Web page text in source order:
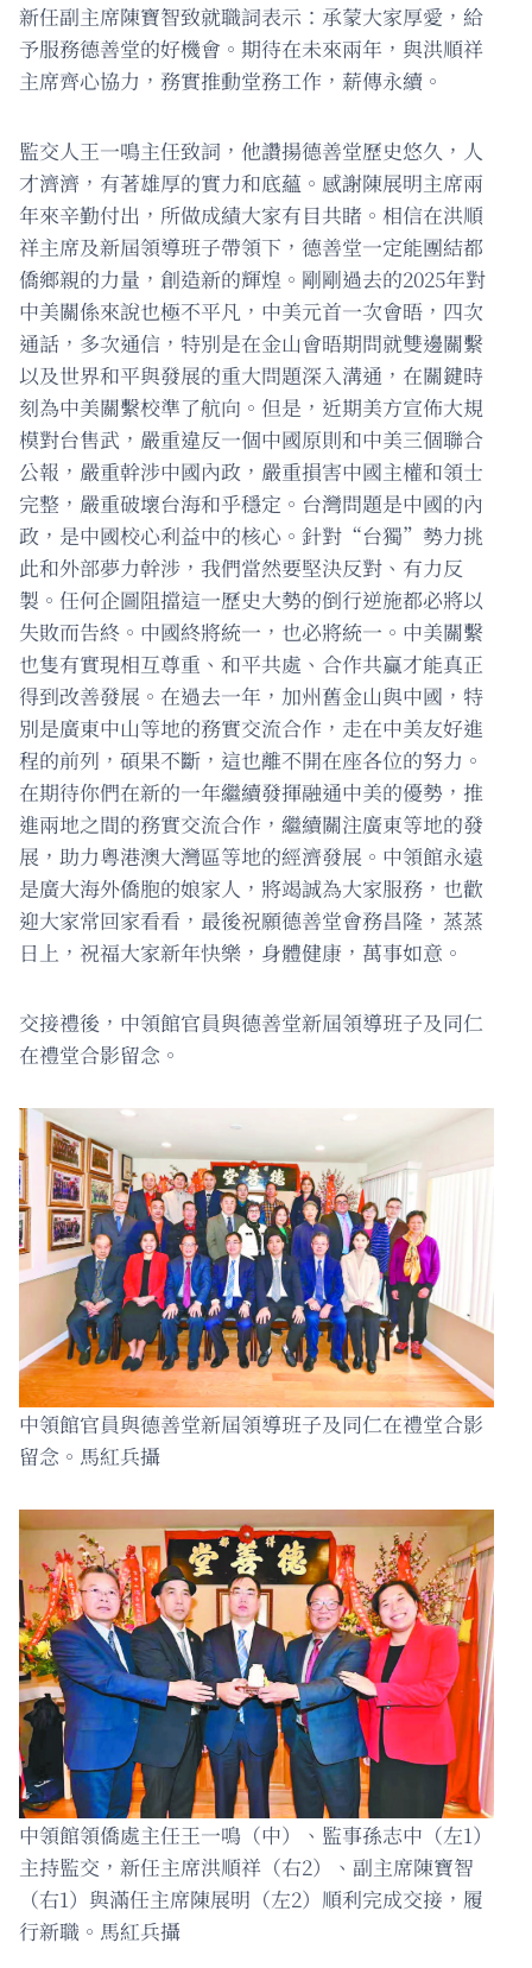
新任副主席陳寶智致就職詞表示：承蒙大家厚愛，給
予服務德善堂的好機會。期待在未來兩年，與洪順祥
主席齊心協力，務實推動堂務工作，薪傳永續。
監交人王一鳴主任致詞，他讚揚德善堂歷史悠久，人
才濟濟，有著雄厚的實力和底蘊。感謝陳展明主席兩
年來辛勤付出，所做成績大家有目共睹。相信在洪順
祥主席及新屆領導班子帶領下，德善堂一定能團結都
僑鄉親的力量，創造新的輝煌。剛剛過去的2025年對
中美關係來說也極不平凡，中美元首一次會晤，四次
通話，多次通信，特別是在金山會晤期問就雙邊關繫
以及世界和平與發展的重大問題深入溝通，在關鍵時
刻為中美關繫校準了航向。但是，近期美方宣佈大規
模對台售武，嚴重違反一個中國原則和中美三個聯合
公報，嚴重幹涉中國內政，嚴重損害中國主權和領士
完整，嚴重破壞台海和乎穩定。台灣問題是中國的內
政，是中國校心利益中的核心。針對“台獨”勢力挑
此和外部夢力幹涉，我們當然要堅決反對、有力反
製。任何企圖阻擋這一歷史大勢的倒行逆施都必將以
失敗而告終。中國終將統一，也必將統一。中美關繫
也隻有實現相互尊重、和平共處、合作共贏才能真正
得到改善發展。在過去一年，加州舊金山與中國，特
別是廣東中山等地的務實交流合作，走在中美友好進
程的前列，碩果不斷，這也離不開在座各位的努力。
在期待你們在新的一年繼續發揮融通中美的優勢，推
進兩地之間的務實交流合作，繼續關注廣東等地的發
展，助力粵港澳大灣區等地的經濟發展。中領館永遠
是廣大海外僑胞的娘家人，將竭誠為大家服務，也歡
迎大家常回家看看，最後祝願德善堂會務昌隆，蒸蒸
日上，祝福大家新年快樂，身體健康，萬事如意。
交接禮後，中領館官員與德善堂新屆領導班子及同仁
在禮堂合影留念。
中領館官員與德善堂新屆領導班子及同仁在禮堂合影
留念。馬紅兵攝
中領館領僑處主任王一鳴（中）、監事孫志中（左1）
主持監交，新任主席洪順祥（右2）、副主席陳寶智
（右1）與滿任主席陳展明（左2）順利完成交接，履
行新職。馬紅兵攝